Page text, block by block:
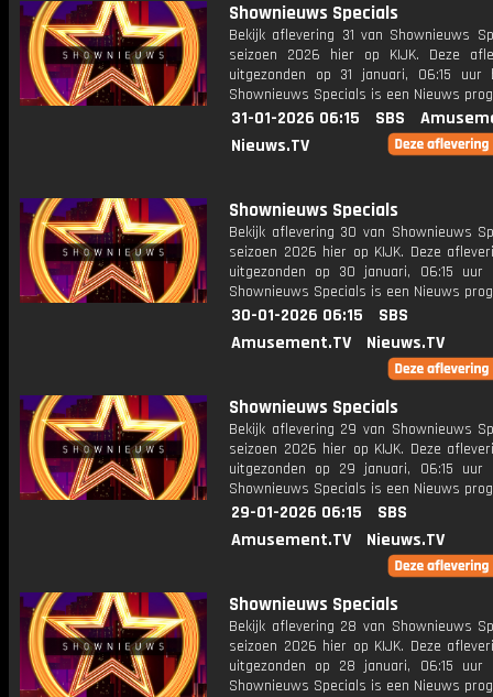
Shownieuws Specials
Bekijk aflevering 31 van Shownieuws
seizoen 2026 hier op KIJK. Deze
uitgezonden op 31 januari, 06:15 uur
Shownieuws Specials is een Nieuws
31-01-2026 06:15 SBS
Nieuws.TV
Shownieuws Specials
Bekijk aflevering 30 van Shownieuws
seizoen 2026 hier op KIJK. Deze
uitgezonden op 30 januari, 06:15 uur
Shownieuws Specials is een Nieuws
30-01-2026 06:15
SBS
Amusement.TV
Nieuws.TV
Shownieuws Specials
Bekijk aflevering 29 van Shownieuws
seizoen 2026 hier op KIJK. Deze
uitgezonden op 29 januari, 06:15 uur
Shownieuws Specials is een Nieuws
29-01-2026 06:15
SBS
Amusement.TV
Nieuws.TV
Shownieuws Specials
Bekijk aflevering 28 van Shownieuws
seizoen 2026 hier op KIJK. Deze
uitgezonden op 28 januari, 06:15 uur
Shownieuws Specials is een Nieuws